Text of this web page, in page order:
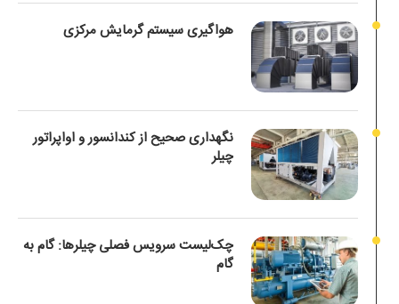
هواگیری سیستم گرمایش مرکزی
نگهداری صحیح از کندانسور و اواپراتور
چیلر
چک‌لیست سرویس فصلی چیلرها: گام به
گام